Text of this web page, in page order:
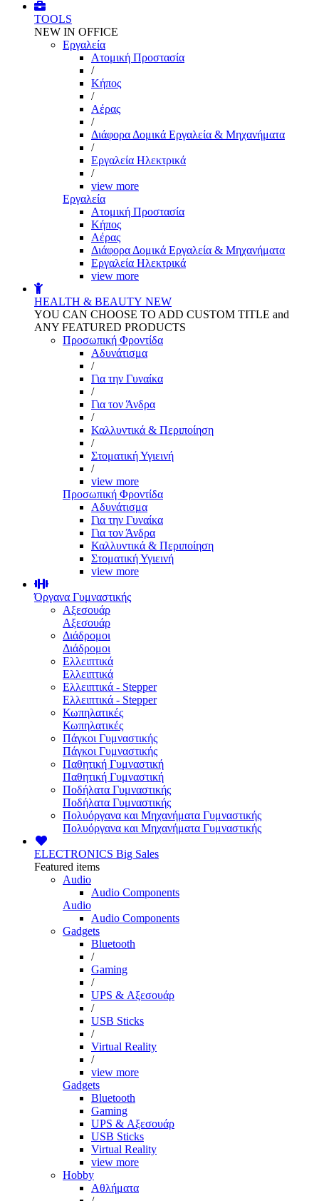
TOOLS
NEW IN OFFICE
Εργαλεία
Aτομική Προστασία
/
Kήπος
/
Αέρας
/
Διάφορα Δομικά Εργαλεία & Μηχανήματα
/
Εργαλεία Ηλεκτρικά
/
view more
Εργαλεία
Aτομική Προστασία
Kήπος
Αέρας
Διάφορα Δομικά Εργαλεία & Μηχανήματα
Εργαλεία Ηλεκτρικά
view more
HEALTH & BEAUTY NEW
YOU CAN CHOOSE TO ADD CUSTOM TITLE and
ANY FEATURED PRODUCTS
Προσωπική Φροντίδα
Αδυνάτισμα
/
Για την Γυναίκα
/
Για τον Άνδρα
/
Καλλυντικά & Περιποίηση
/
Στοματική Υγιεινή
/
view more
Προσωπική Φροντίδα
Αδυνάτισμα
Για την Γυναίκα
Για τον Άνδρα
Καλλυντικά & Περιποίηση
Στοματική Υγιεινή
view more
Όργανα Γυμναστικής
Αξεσουάρ
Αξεσουάρ
Διάδρομοι
Διάδρομοι
Ελλειπτικά
Ελλειπτικά
Ελλειπτικά - Stepper
Ελλειπτικά - Stepper
Κωπηλατικές
Κωπηλατικές
Πάγκοι Γυμναστικής
Πάγκοι Γυμναστικής
Παθητική Γυμναστική
Παθητική Γυμναστική
Ποδήλατα Γυμναστικής
Ποδήλατα Γυμναστικής
Πολυόργανα και Μηχανήματα Γυμναστικής
Πολυόργανα και Μηχανήματα Γυμναστικής
ELECTRONICS Big Sales
Featured items
Audio
Audio Components
Audio
Audio Components
Gadgets
Bluetooth
/
Gaming
/
UPS & Αξεσουάρ
/
USB Sticks
/
Virtual Reality
/
view more
Gadgets
Bluetooth
Gaming
UPS & Αξεσουάρ
USB Sticks
Virtual Reality
view more
Hobby
Αθλήματα